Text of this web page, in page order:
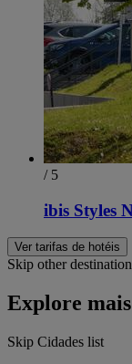
/ 5
ibis Styles
Ver tarifas de hotéis
Skip other
Explore
Skip Cidades list